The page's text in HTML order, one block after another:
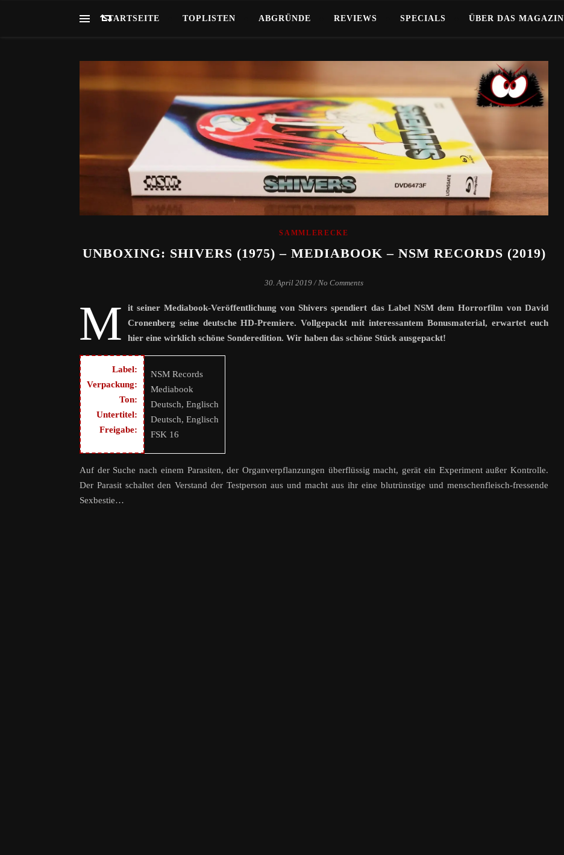
STARTSEITE TOPLISTEN ABGRÜNDE REVIEWS SPECIALS ÜBER DAS MAGAZIN
SAMMLERECKE
UNBOXING: SHIVERS (1975) – MEDIABOOK – NSM RECORDS (2019)
30. April 2019 / No Comments
M it seiner Mediabook-Veröffentlichung vonShivers spendiert das Label NSM dem Horrorfilm von David
Cronenberg seine deutsche HD-Premiere. Vollgepackt mit interessantem Bonusmaterial, erwartet euch
hier eine wirklich schöne Sonderedition. Wir haben das schöne Stück ausgepackt!
Label:
Verpackung:
Ton:
Untertitel:
Freigabe:
NSM Records
Mediabook
Deutsch, Englisch
Deutsch, Englisch
FSK 16
Auf der Suche nach einem Parasiten, der Organverpflanzungen überflüssig macht, gerät ein Experiment außer Kontrolle.
Der Parasit schaltet den Verstand der Testperson aus und macht aus ihr eine blutrünstige und menschenfleisch-fressende
Sexbestie…